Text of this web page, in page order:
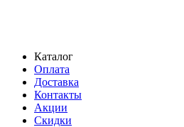
Каталог
Оплата
Доставка
Контакты
Акции
Скидки